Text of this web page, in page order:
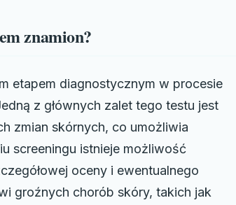
znamion?
etapem diagnostycznym w procesie
z głównych zalet tego testu jest
zmian skórnych, co umożliwia
screeningu istnieje możliwość
oceny i ewentualnego
groźnych chorób skóry, takich jak